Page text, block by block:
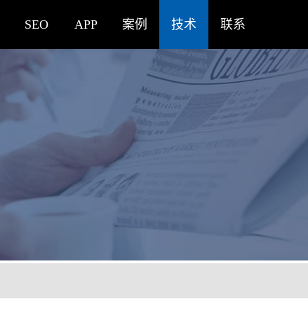
SEO APP 案例 技术 联系